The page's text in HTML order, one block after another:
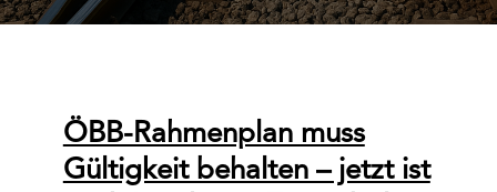
ÖBB-Rahmenplan muss
Gültigkeit behalten – jetzt ist